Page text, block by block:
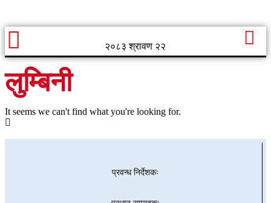
२०८३ श्रावण २२
लुम्बिनी
It seems we can't find what you're looking for.
प्रवन्ध निर्देशकः